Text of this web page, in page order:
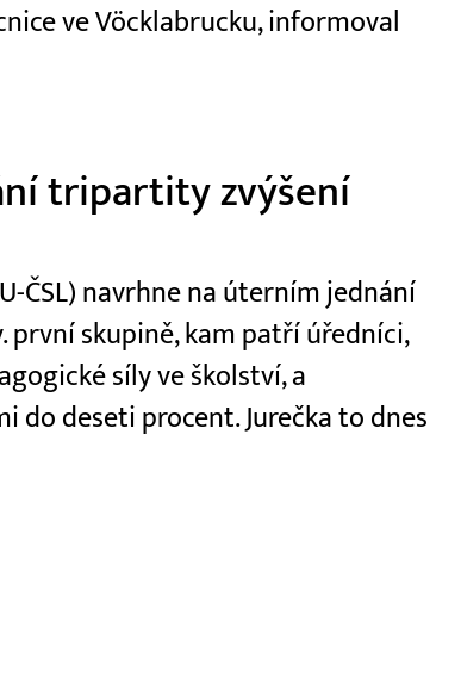
ve Vöcklabrucku, informoval
tripartity zvýšení
ČSL) navrhne na úterním jednání
skupině, kam patří úředníci,
síly ve školství, a
do deseti procent. Jurečka to dnes